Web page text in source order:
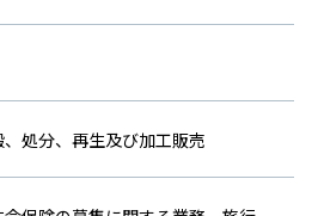
処分、再生及び加工販売